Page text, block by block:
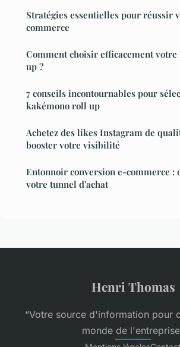
Stratégies essentielles pour réussir
commerce
Comment choisir efficacement
up ?
7 conseils incontournables pour
kakémono roll up
Achetez des likes Instagram de
booster votre visibilité
Entonnoir conversion e-commerce :
votre tunnel d'achat
Henri Thomas
“Votre source d'information pour
monde de